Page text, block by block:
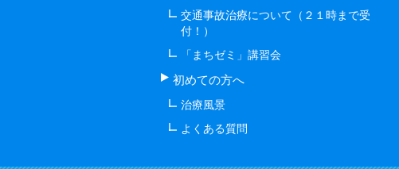
交通事故治療について（２１時まで受
付！）
「まちゼミ」講習会
初めての方へ
治療風景
よくある質問